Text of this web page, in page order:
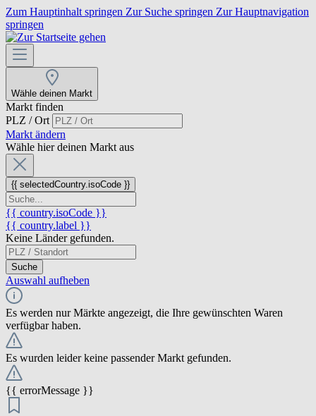
Zum Hauptinhalt springen Zur Suche springen Zur Hauptnavigation
springen
Wähle deinen Markt
Markt finden
PLZ / Ort
Markt ändern
Wähle hier deinen Markt aus
{{ selectedCountry.isoCode }}
{{ country.isoCode }}
{{ country.label }}
Keine Länder gefunden.
Suche
Auswahl aufheben
Es werden nur Märkte angezeigt, die Ihre gewünschten Waren
verfügbar haben.
Es wurden leider keine passender Markt gefunden.
{{ errorMessage }}